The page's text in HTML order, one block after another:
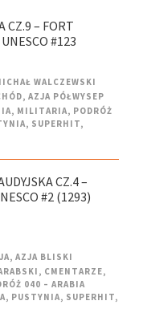
CZ.9 – FORT
#123
WALCZEWSKI
, AZJA PÓŁWYSEP
, MILITARIA, PODRÓŻ
, SUPERHIT,
CZ.4 –
#2 (1293)
, AZJA BLISKI
, CMENTARZE,
040 – ARABIA
, PUSTYNIA, SUPERHIT,